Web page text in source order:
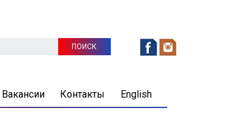
Вакансии Контакты English